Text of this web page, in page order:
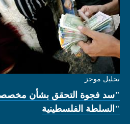
تحليل موجز
"سد فجوة التحقق بشأن
"السلطة الفلسطينية